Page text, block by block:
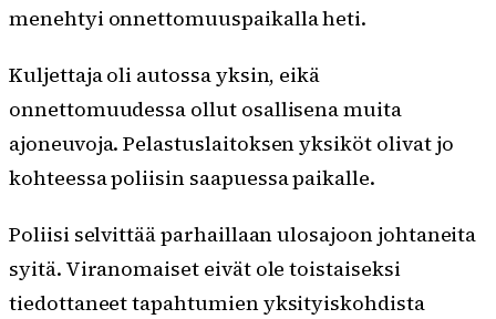
menehtyi onnettomuuspaikalla heti.
Kuljettaja oli autossa yksin, eikä
onnettomuudessa ollut osallisena muita
ajoneuvoja. Pelastuslaitoksen yksiköt olivat jo
kohteessa poliisin saapuessa paikalle.
Poliisi selvittää parhaillaan ulosajoon johtaneita
syitä. Viranomaiset eivät ole toistaiseksi
tiedottaneet tapahtumien yksityiskohdista